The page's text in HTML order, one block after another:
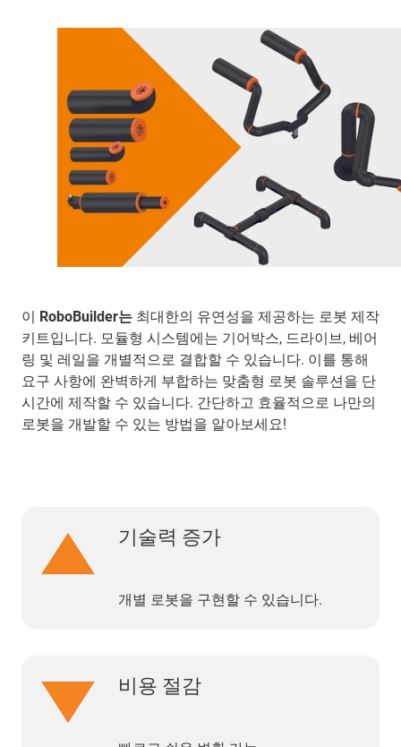
이 RoboBuilder는 최대한의 유연성을 제공하는 로봇 제작
키트입니다. 모듈형 시스템에는 기어박스, 드라이브, 베어
링 및 레일을 개별적으로 결합할 수 있습니다. 이를 통해
요구 사항에 완벽하게 부합하는 맞춤형 로봇 솔루션을 단
시간에 제작할 수 있습니다. 간단하고 효율적으로 나만의
로봇을 개발할 수 있는 방법을 알아보세요!
기술력 증가
개별 로봇을 구현할 수 있습니다.
비용 절감